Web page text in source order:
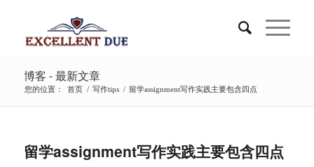
博客 - 最新文章
您的位置： 首页 / 写作tips / 留学assignment写作实践主要包含四点
留学assignment写作实践主要包含四点